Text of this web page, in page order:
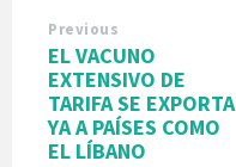
Previous
EL VACUNO
EXTENSIVO DE
TARIFA SE EXPORTA
YA A PAÍSES COMO
EL LÍBANO